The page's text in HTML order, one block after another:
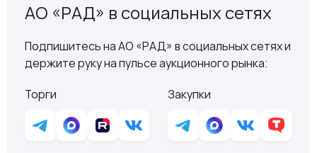
АО «РАД» в социальных сетях
Подпишитесь на АО «РАД» в социальных сетях и
держите руку на пульсе аукционного рынка:
Торги
Закупки